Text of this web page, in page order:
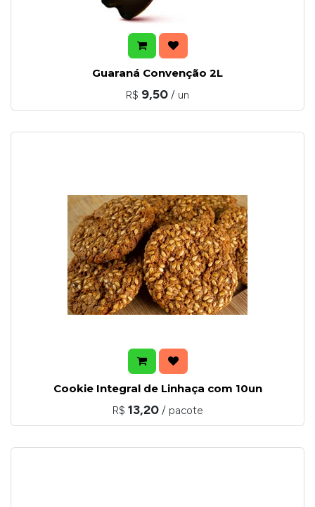
Guaraná Convenção 2L
R$ 9,50 / un
Cookie Integral de Linhaça com 10un
R$ 13,20 / pacote